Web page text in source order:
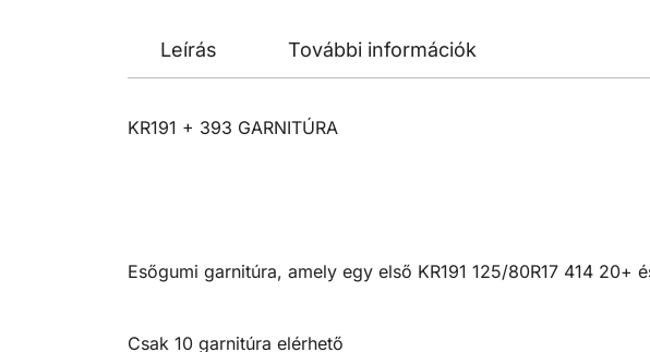
Leírás További információk
KR191 + 393 GARNITÚRA
Esőgumi garnitúra, amely egy első KR191 125/80R17 414
Csak 10 garnitúra elérhető